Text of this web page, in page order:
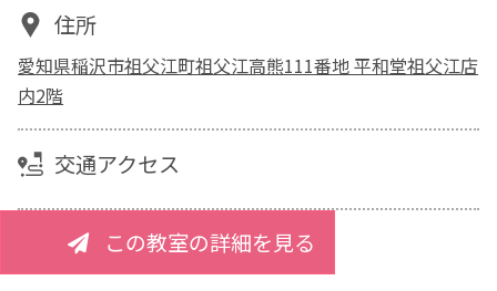
住所
愛知県稲沢市祖父江町祖父江高熊111番地 平和堂祖父江店
内2階
交通アクセス
この教室の詳細を見る